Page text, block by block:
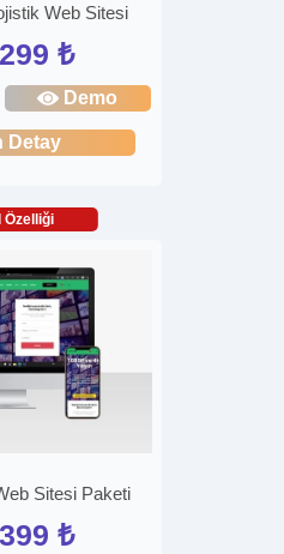
Web Sitesi
₺
Demo
Detay
Özelliği
Sitesi Paketi
₺